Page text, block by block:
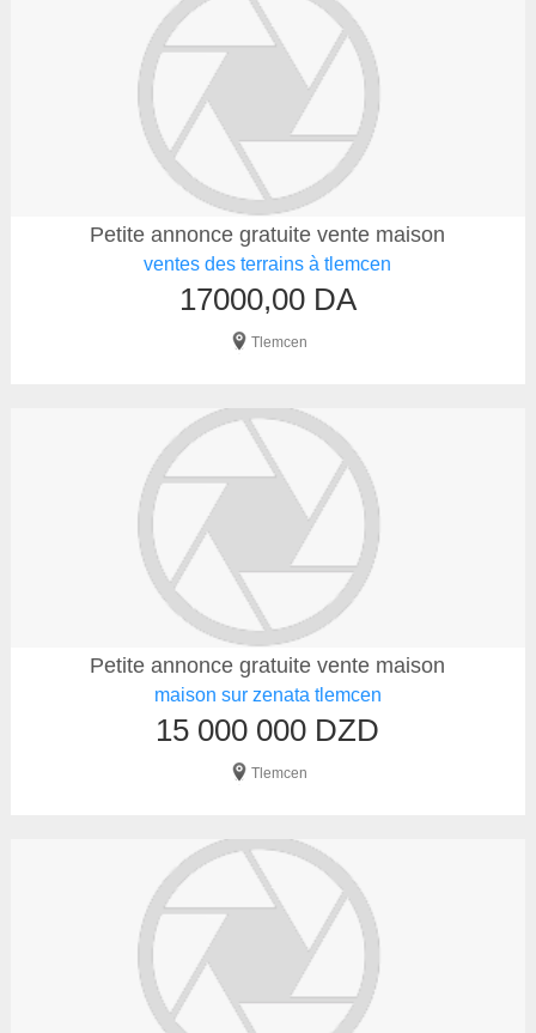
Petite annonce gratuite vente maison
ventes des terrains à tlemcen
17000,00 DA
Tlemcen
Petite annonce gratuite vente maison
maison sur zenata tlemcen
15 000 000 DZD
Tlemcen